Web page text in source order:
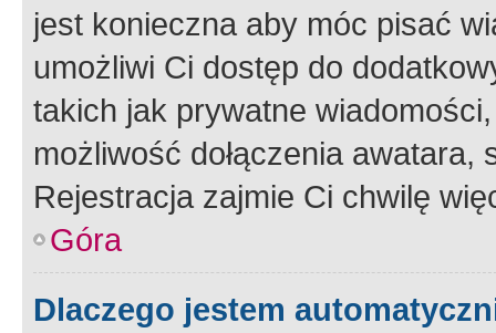
jest konieczna aby móc pisać
umożliwi Ci dostęp do
takich jak prywatne
możliwość dołączenia
Rejestracja zajmie Ci chwilę
Góra
Dlaczego jestem